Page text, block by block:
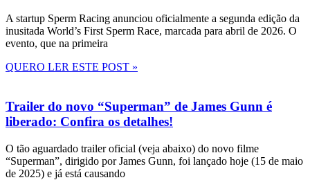
A startup Sperm Racing anunciou oficialmente a segunda edição da
inusitada World’s First Sperm Race, marcada para abril de 2026. O
evento, que na primeira
QUERO LER ESTE POST »
Trailer do novo “Superman” de James Gunn é
liberado: Confira os detalhes!
O tão aguardado trailer oficial (veja abaixo) do novo filme
“Superman”, dirigido por James Gunn, foi lançado hoje (15 de maio
de 2025) e já está causando